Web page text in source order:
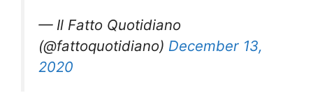
— Il Fatto Quotidiano
(@fattoquotidiano) December 13,
2020